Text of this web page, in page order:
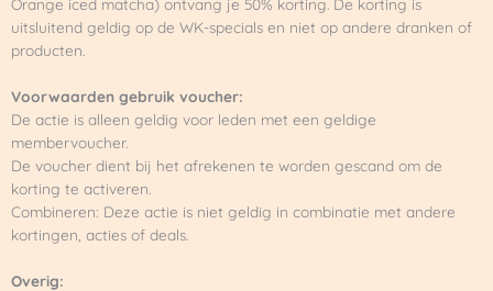
uitsluitend geldig op de WK-specials en niet op andere dranken of
producten.
Voorwaarden gebruik voucher:
De actie is alleen geldig voor leden met een geldige
membervoucher.
De voucher dient bij het afrekenen te worden gescand om de
korting te activeren.
Combineren: Deze actie is niet geldig in combinatie met andere
kortingen, acties of deals.
Overig: